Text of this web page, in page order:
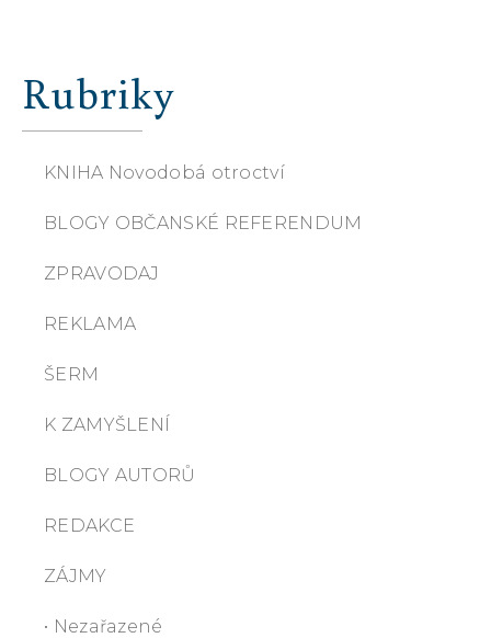
Rubriky
KNIHA Novodobá otroctví
BLOGY OBČANSKÉ REFERENDUM
ZPRAVODAJ
REKLAMA
ŠERM
K ZAMYŠLENÍ
BLOGY AUTORŮ
REDAKCE
ZÁJMY
• Nezařazené